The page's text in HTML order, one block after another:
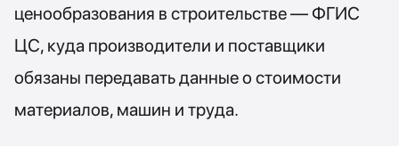
ценообразования в строительстве — ФГИС
ЦС, куда производители и поставщики
обязаны передавать данные о стоимости
материалов, машин и труда.